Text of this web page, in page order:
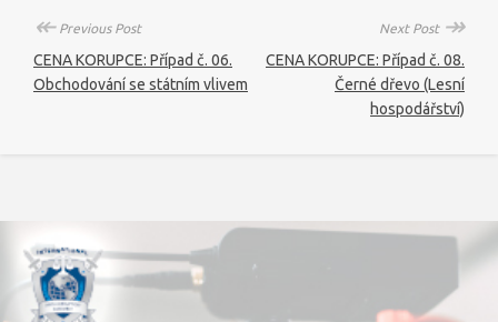
↞Previous Post
CENA KORUPCE: Případ č. 06.
Obchodování se státním vlivem
Next Post ↠
CENA KORUPCE: Případ č. 08.
Černé dřevo (Lesní
hospodářství)